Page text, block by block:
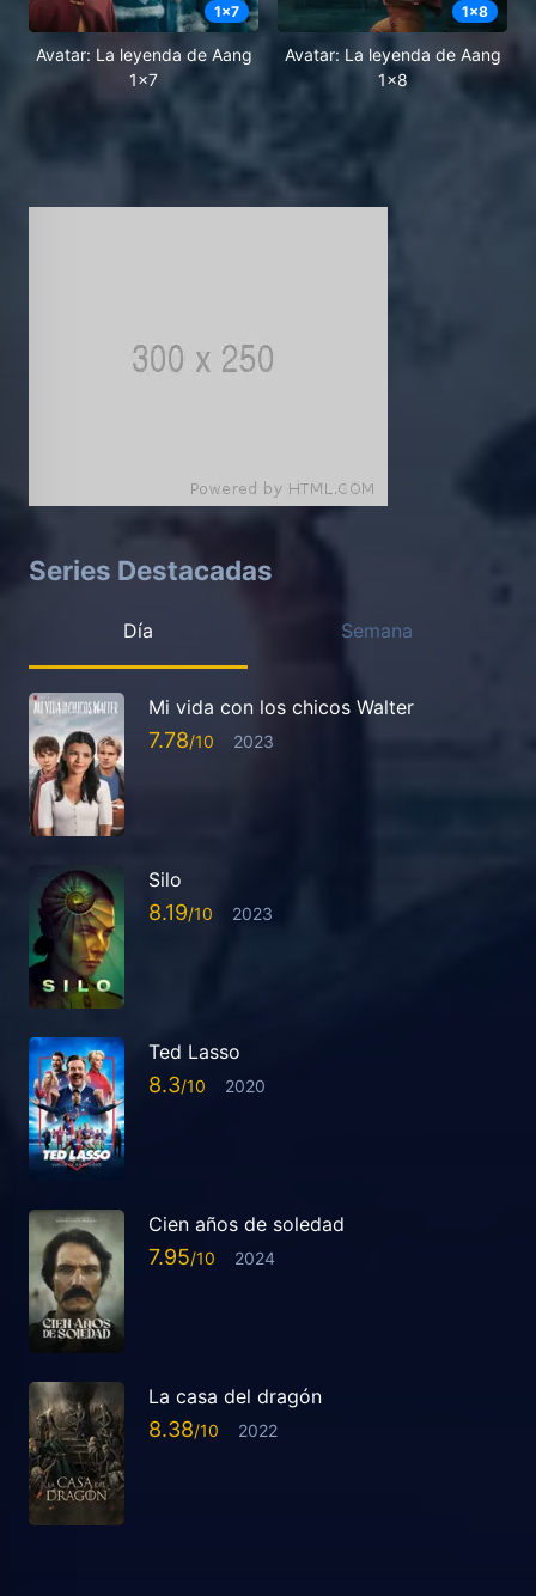
1x7
Avatar: La leyenda de Aang
1x7
1x8
Avatar: La leyenda de Aang
1x8
Series Destacadas
Día Semana
Mi vida con los chicos Walter
7.78 2023
Silo
8.19 2023
Ted Lasso
8.3 2020
Cien años de soledad
7.95 2024
La casa del dragón
8.38 2022